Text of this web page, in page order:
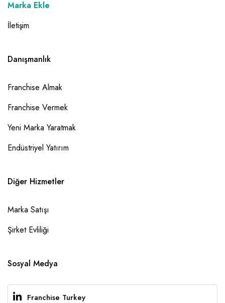
Marka Ekle
İletişim
Danışmanlık
Franchise Almak
Franchise Vermek
Yeni Marka Yaratmak
Endüstriyel Yatırım
Diğer Hizmetler
Marka Satışı
Şirket Evliliği
Sosyal Medya
Franchise Turkey